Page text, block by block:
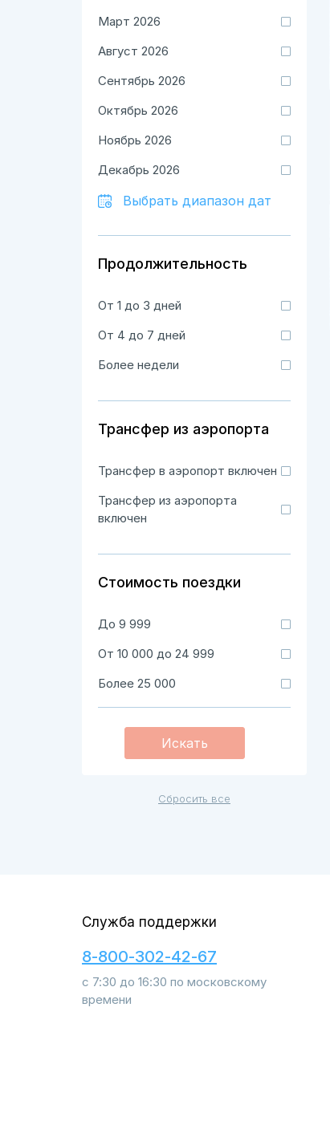
Март 2026
Август 2026
Сентябрь 2026
Октябрь 2026
Ноябрь 2026
Декабрь 2026
Выбрать диапазон дат
Продолжительность
От 1 до 3 дней
От 4 до 7 дней
Более недели
Трансфер из аэропорта
Трансфер в аэропорт включен
Трансфер из аэропорта
включен
Стоимость поездки
До 9 999
От 10 000 до 24 999
Более 25 000
Искать
Сбросить все
Служба поддержки
8-800-302-42-67
с 7:30 до 16:30 по московскому
времени